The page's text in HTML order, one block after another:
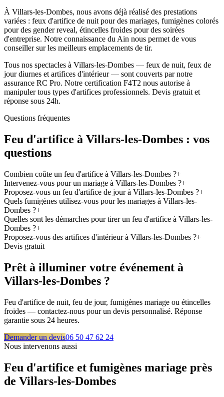
À Villars-les-Dombes, nous avons déjà réalisé des prestations
variées : feux d'artifice de nuit pour des mariages, fumigènes colorés
pour des gender reveal, étincelles froides pour des soirées
d'entreprise. Notre connaissance du Ain nous permet de vous
conseiller sur les meilleurs emplacements de tir.
Tous nos spectacles à Villars-les-Dombes — feux de nuit, feux de
jour diurnes et artifices d'intérieur — sont couverts par notre
assurance RC Pro. Notre certification F4T2 nous autorise à
manipuler tous types d'artifices professionnels. Devis gratuit et
réponse sous 24h.
Questions fréquentes
Feu d'artifice à Villars-les-Dombes : vos
questions
Combien coûte un feu d'artifice à Villars-les-Dombes ?+
Intervenez-vous pour un mariage à Villars-les-Dombes ?+
Proposez-vous un feu d'artifice de jour à Villars-les-Dombes ?+
Quels fumigènes utilisez-vous pour les mariages à Villars-les-
Dombes ?+
Quelles sont les démarches pour tirer un feu d'artifice à Villars-les-
Dombes ?+
Proposez-vous des artifices d'intérieur à Villars-les-Dombes ?+
Devis gratuit
Prêt à illuminer votre événement à
Villars-les-Dombes ?
Feu d'artifice de nuit, feu de jour, fumigènes mariage ou étincelles
froides — contactez-nous pour un devis personnalisé. Réponse
garantie sous 24 heures.
Demander un devis06 50 47 62 24
Nous intervenons aussi
Feu d'artifice et fumigènes mariage près
de Villars-les-Dombes